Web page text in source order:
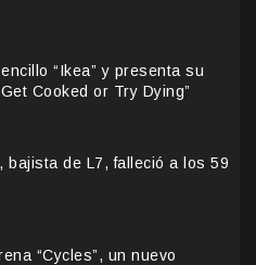
“Ikea” y presenta su
Cooked or Try Dying”
bajista de L7, falleció a los 59
“Cycles”, un nuevo